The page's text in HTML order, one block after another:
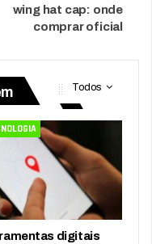
wing hat cap: onde
comprar oficial
Todos
digitais